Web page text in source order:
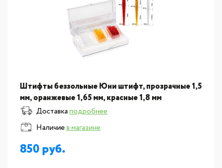
Штифты беззольные Юни штифт, прозрачные 1,5
мм, оранжевые 1,65 мм, красные 1,8 мм
Доставкаподробнее
Наличиев магазине
850